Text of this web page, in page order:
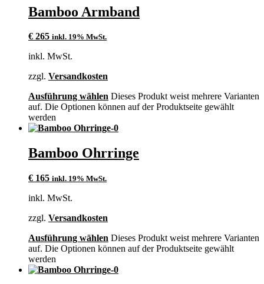
Bamboo Armband
€ 265 inkl. 19% MwSt.
inkl. MwSt.
zzgl. Versandkosten
Ausführung wählen Dieses Produkt weist mehrere Varianten
auf. Die Optionen können auf der Produktseite gewählt
werden
Bamboo Ohrringe
€ 165 inkl. 19% MwSt.
inkl. MwSt.
zzgl. Versandkosten
Ausführung wählen Dieses Produkt weist mehrere Varianten
auf. Die Optionen können auf der Produktseite gewählt
werden